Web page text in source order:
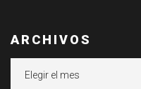
ARCHIVOS